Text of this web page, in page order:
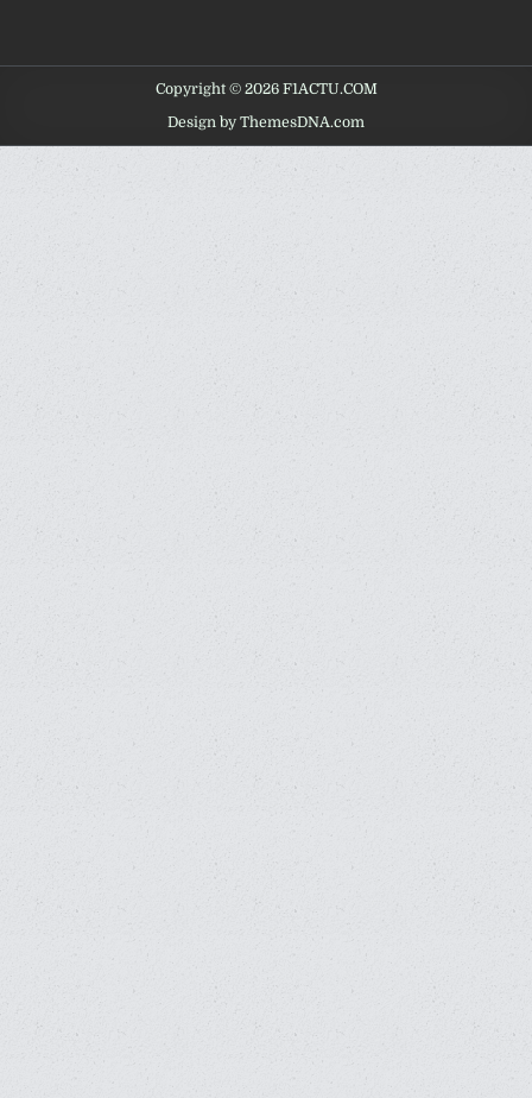
Copyright © 2026 F1ACTU.COM
Design by ThemesDNA.com